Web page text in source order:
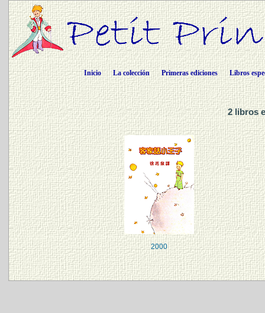
Inicio La colección Primeras ediciones Libros
2 libros
2000